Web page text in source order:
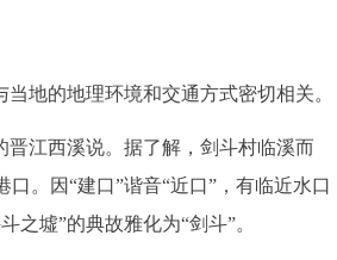
地的地理环境和交通方式密切相关。
晋江西溪说。据了解，剑斗村临溪而
。因“建口”谐音“近口”，有临近水口
之墟”的典故雅化为“剑斗”。